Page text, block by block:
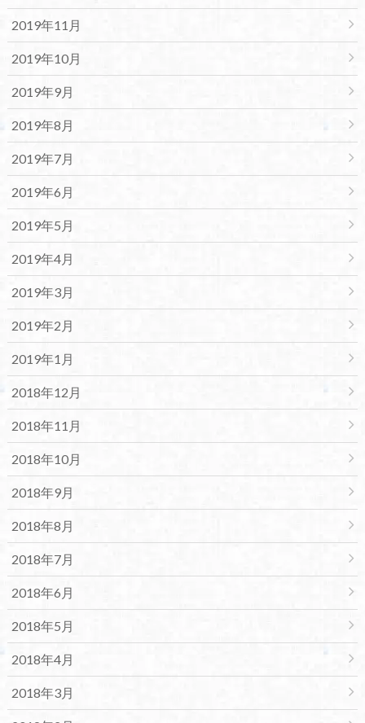
2019年11月
2019年10月
2019年9月
2019年8月
2019年7月
2019年6月
2019年5月
2019年4月
2019年3月
2019年2月
2019年1月
2018年12月
2018年11月
2018年10月
2018年9月
2018年8月
2018年7月
2018年6月
2018年5月
2018年4月
2018年3月